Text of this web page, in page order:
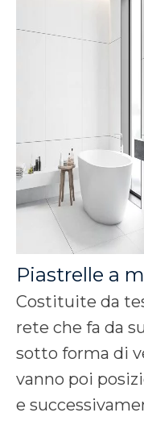
Piastrelle a
Costituite da
rete che fa da
sotto forma di
vanno poi
e